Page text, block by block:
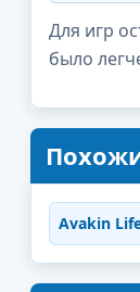
Для игр
было
Avakin